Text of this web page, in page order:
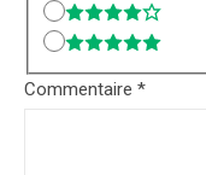
Commentaire *